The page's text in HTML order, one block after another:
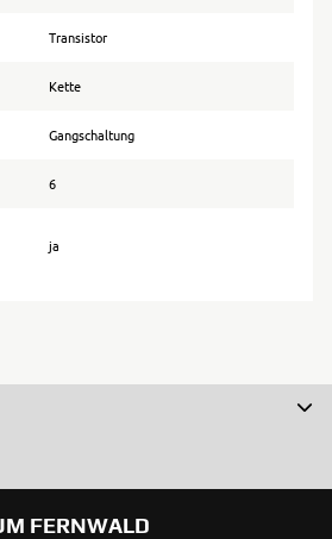
Transistor
Kette
Gangschaltung
6
ja
FERNWALD